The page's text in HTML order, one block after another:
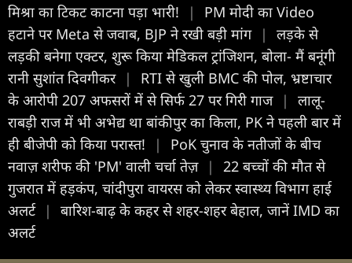
मिश्रा का टिकट काटना पड़ा भारी!
|
PM मोदी का Video
हटाने पर Meta से जवाब, BJP ने रखी बड़ी मांग |
लड़के से
लड़की बनेगा एक्टर, शुरू किया मेडिकल ट्रांजिशन, बोला- मैं बनूंगी
रानी सुशांत दिवगीकर |
RTI से खुली BMC की पोल, भ्रष्टाचार
के आरोपी 207 अफसरों में से सिर्फ 27 पर गिरी गाज |
लालू-
राबड़ी राज में भी अभेद्य था बांकीपुर का किला, PK ने पहली बार में
ही बीजेपी को किया परास्त!
|
PoK चुनाव के नतीजों के बीच
नवाज़ शरीफ की 'PM' वाली चर्चा तेज़ |
22 बच्चों की मौत से
गुजरात में हड़कंप, चांदीपुरा वायरस को लेकर स्वास्थ्य विभाग हाई
अलर्ट |
बारिश-बाढ़ के कहर से शहर-शहर बेहाल, जानें IMD का
अलर्ट